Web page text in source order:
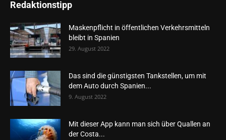
Redaktionstipp
Maskenpflicht in öffentlichen Verkehrsmitteln
bleibt in Spanien
29. August 2022
Das sind die günstigsten Tankstellen, um mit
dem Auto durch Spanien...
9. August 2022
Mit dieser App kann man sich über Quallen an
der Costa...